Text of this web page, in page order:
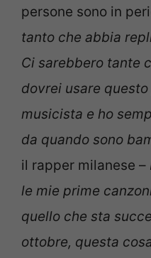
persone sono in
tanto che abbia
Ci sarebbero tante
dovrei usare
musicista e ho
da quando sono
il rapper milanese –
le mie prime
quello che sta
ottobre, questa